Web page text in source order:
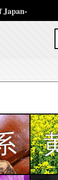
Japan-